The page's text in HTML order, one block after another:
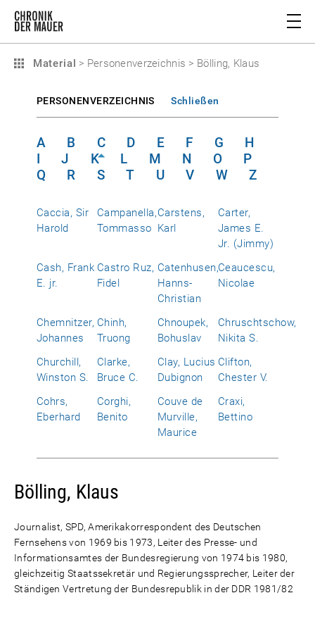
Material > Personenverzeichnis > Bölling, Klaus
PERSONENVERZEICHNIS Schließen
A B C D E F G
H
I
J K L M N O
P
Q
R S T U V W Z
Caccia, Sir
Harold
Campanella,
Tommasso
Carstens,
Karl
Carter,
James E.
Jr. (Jimmy)
Cash, Frank
E. jr.
Castro Ruz,
Fidel
Catenhusen,
Hanns-
Christian
Ceaucescu,
Nicolae
Chemnitzer,
Johannes
Chinh,
Truong
Chnoupek,
Bohuslav
Chruschtschow,
Nikita S.
Churchill,
Winston S.
Clarke,
Bruce C.
Clay, Lucius
Dubignon
Clifton,
Chester V.
Cohrs,
Eberhard
Corghi,
Benito
Couve de
Murville,
Maurice
Craxi,
Bettino
Bölling, Klaus
Journalist, SPD, Amerikakorrespondent des Deutschen
Fernsehens von 1969 bis 1973, Leiter des Presse- und
Informationsamtes der Bundesregierung von 1974 bis 1980,
gleichzeitig Staatssekretär und Regierungssprecher, Leiter der
Ständigen Vertretung der Bundesrepublik in der DDR 1981/82